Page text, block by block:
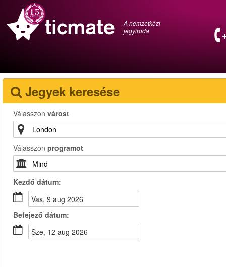
A nemzetközi
jegyiroda
Jegyek keresése
Válasszon várost
Válasszon programot
Kezdő dátum:
vas, 9 aug 2026
Befejező dátum:
sze, 12 aug 2026